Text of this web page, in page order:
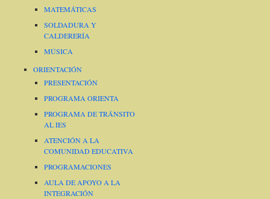
MATEMÁTICAS
SOLDADURA Y
CALDERERÍA
MÚSICA
ORIENTACIÓN
PRESENTACIÓN
PROGRAMA ORIENTA
PROGRAMA DE TRÁNSITO
AL IES
ATENCIÓN A LA
COMUNIDAD EDUCATIVA
PROGRAMACIONES
AULA DE APOYO A LA
INTEGRACIÓN